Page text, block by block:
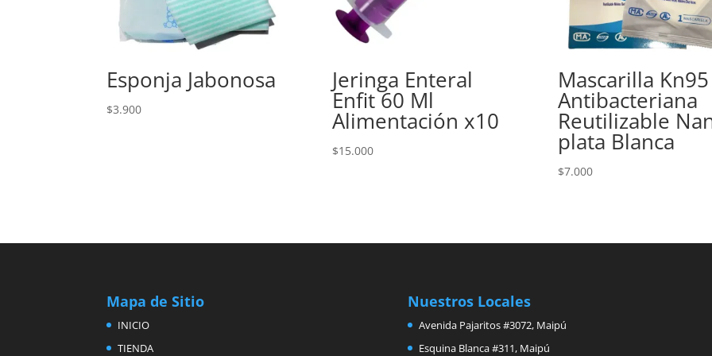
Esponja Jabonosa
$3.900
Jeringa Enteral
Enfit 60 Ml
Alimentación x10
$15.000
Mascarilla Kn95
Antibacteriana
Reutilizable
plata Blanca
$7.000
Mapa de Sitio
INICIO
TIENDA
Nuestros Locales
Avenida Pajaritos #3072, Maipú
Esquina Blanca #311, Maipú